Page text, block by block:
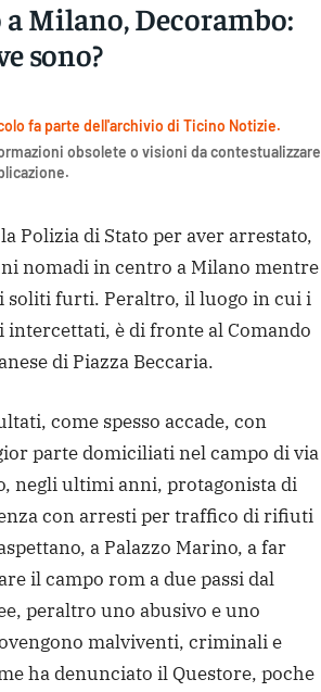
Milano, Decorambo:
sono?
fa parte dell'archivio di Ticino Notizie.
obsolete o visioni da contestualizzare
Polizia di Stato per aver arrestato,
nomadi in centro a Milano mentre
soliti furti. Peraltro, il luogo in cui i
intercettati, è di fronte al Comando
di Piazza Beccaria.
come spesso accade, con
parte domiciliati nel campo di via
negli ultimi anni, protagonista di
con arresti per traffico di rifiuti
a Palazzo Marino, a far
il campo rom a due passi dal
peraltro uno abusivo e uno
malviventi, criminali e
ha denunciato il Questore, poche